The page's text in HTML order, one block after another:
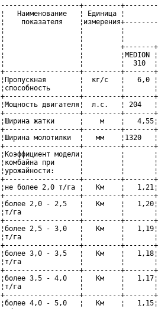
-------------------+---------
¦   Наименование   ¦ Единица
¦    показателя
¦                  ¦         ¦
¦                  ¦         ¦
¦                  ¦         +-------
¦                  ¦         ¦MEDION
¦                  ¦         ¦  310  ¦
+------------------+---------+-------
¦Пропускная        ¦  кг/с   ¦
¦способность       ¦
+------------------+---------+-------
¦Мощность двигателя¦  л.с.   ¦
+------------------+---------+-------
¦Ширина жатки      ¦    м    ¦
+------------------+---------+-------
¦Ширина молотилки  ¦   мм    ¦1320
+------------------+---------+-------
¦Коэффициент модели¦
¦комбайна при      ¦
¦урожайности:      ¦
+------------------+---------+-------
¦не более 2,0 т/га ¦   Км    ¦
+------------------+---------+-------
¦более 2,0 - 2,5   ¦   Км    ¦
¦т/га              ¦         ¦
+------------------+---------+-------
¦более 2,5 - 3,0   ¦   Км    ¦
¦т/га              ¦         ¦
+------------------+---------+-------
¦более 3,0 - 3,5   ¦   Км    ¦
¦т/га              ¦         ¦
+------------------+---------+-------
¦более 3,5 - 4,0   ¦   Км    ¦
¦т/га              ¦         ¦
+------------------+---------+-------
¦более 4,0 - 5,0   ¦   Км    ¦